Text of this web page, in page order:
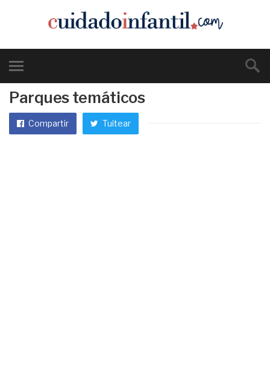
Parques temáticos
Compartir Tuitear